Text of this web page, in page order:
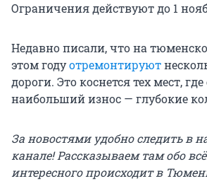
Ограничения действуют до 1
Недавно писали, что на
этом годуотремонтируют
дороги. Это коснется тех мест, где
наибольший износ — глубокие
За новостями удобно следить в
канале! Рассказываем там обо
интересного происходит в